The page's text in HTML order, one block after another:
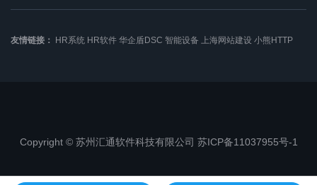
友情链接： HR系统 HR软件 华企盾DSC 智能设备 上海网站建设 小熊HTTP
Copyright © 苏州汇通软件科技有限公司 苏ICP备11037955号-1